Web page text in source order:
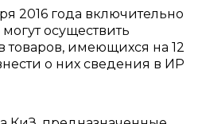
2016 года включительно
осуществить
товаров, имеющихся на 12
о них сведения в ИР